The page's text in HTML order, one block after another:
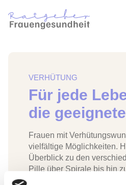
VERHÜTUNG
Für jede
die
Frauen mit
vielfältige Möglichkeiten.
Überblick zu den
Pille über Spirale bis hin
Verhütung oder